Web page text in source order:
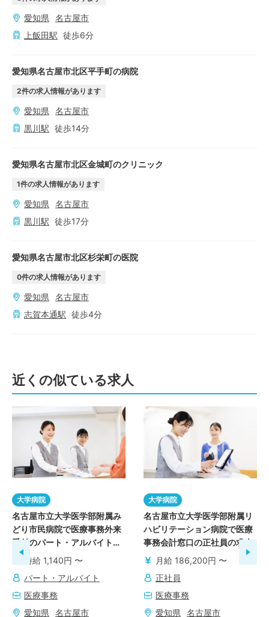
愛知県
名古屋市
上飯田駅 徒歩6分
愛知県名古屋市北区平手町の病院
2件の求人情報があります
愛知県
名古屋市
黒川駅 徒歩14分
愛知県名古屋市北区金城町のクリニック
1件の求人情報があります
愛知県
名古屋市
黒川駅 徒歩17分
愛知県名古屋市北区杉栄町の医院
0件の求人情報があります
愛知県
名古屋市
志賀本通駅 徒歩4分
近くの似ている求人
大学病院
名古屋市立大学医学部附属み
どり市民病院で医療事務外来
受付のパート・アルバイトの
求人 時給 1,140円 〜
パート・アルバイト
医療事務
愛知県
名古屋市
大学病院
名古屋市立大学医学部附属リ
ハビリテーション病院で医療
事務会計窓口の正社員の求人
月給 186,200円 〜
正社員
医療事務
愛知県
名古屋市